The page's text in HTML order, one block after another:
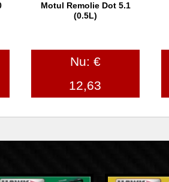
In winkelwagen
Motul Remolie Dot 5.1
(0.5L)
Nu: €
12,63